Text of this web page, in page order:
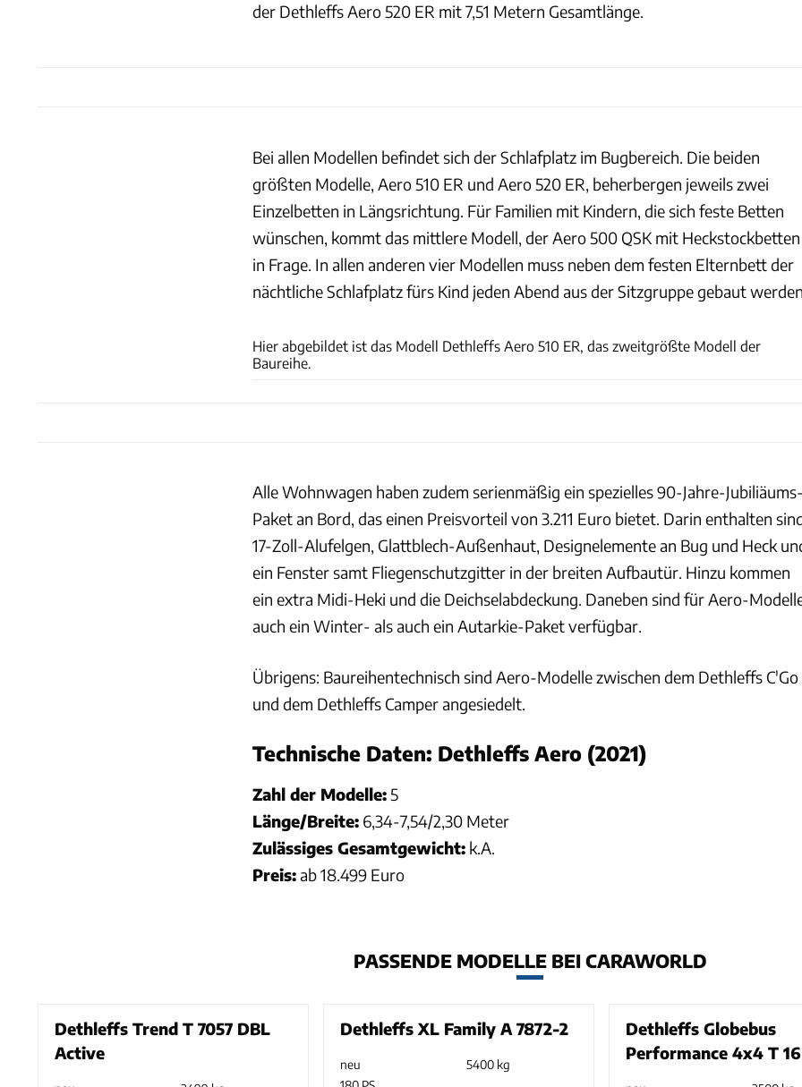
der Dethleffs Aero 520 ER mit 7,51 Metern Gesamtlänge.
Bei allen Modellen befindet sich der Schlafplatz im Bugbereich. Die beiden
größten Modelle, Aero 510 ER und Aero 520 ER, beherbergen jeweils zwei
Einzelbetten in Längsrichtung. Für Familien mit Kindern, die sich feste Betten
wünschen, kommt das mittlere Modell, der Aero 500 QSK mit Heckstockbetten
in Frage. In allen anderen vier Modellen muss neben dem festen Elternbett der
nächtliche Schlafplatz fürs Kind jeden Abend aus der Sitzgruppe gebaut
Hier abgebildet ist das Modell Dethleffs Aero 510 ER, das zweitgrößte Modell der
Baureihe.
Alle Wohnwagen haben zudem serienmäßig ein spezielles 90-Jahre-
Paket an Bord, das einen Preisvorteil von 3.211 Euro bietet. Darin enthalten
17-Zoll-Alufelgen, Glattblech-Außenhaut, Designelemente an Bug und Heck
ein Fenster samt Fliegenschutzgitter in der breiten Aufbautür. Hinzu kommen
ein extra Midi-Heki und die Deichselabdeckung. Daneben sind für Aero-
auch ein Winter- als auch ein Autarkie-Paket verfügbar.
Übrigens: Baureihentechnisch sind Aero-Modelle zwischen dem Dethleffs C'Go
und dem Dethleffs Camper angesiedelt.
Technische Daten: Dethleffs Aero (2021)
Zahl der Modelle:5
Länge/Breite: 6,34-7,54/2,30 Meter
Zulässiges Gesamtgewicht: k.A.
Preis:ab 18.499 Euro
PASSENDE MODELLE BEI CARAWORLD
Dethleffs Trend T 7057 DBL
Active
Dethleffs XL Family A 7872-2
neu
5400 kg
Dethleffs Globebus
Performance 4x4 T 16